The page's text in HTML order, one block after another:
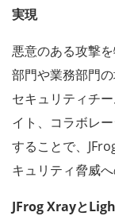
実現
悪意のある攻撃
部門や業務部門
セキュリティチ
イト、コラボレ
することで、
キュリティ脅威
JFrog Xrayと